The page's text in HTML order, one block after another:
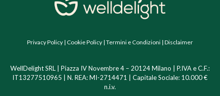
Privacy Policy | Cookie Policy | Termini e Condizioni | Disclaimer
WellDelight SRL | Piazza IV Novembre 4 – 20124 Milano | P.IVA e C.F.:
IT13277510965 | N. REA: MI-2714471 | Capitale Sociale: 10.000 €
n.i.v.